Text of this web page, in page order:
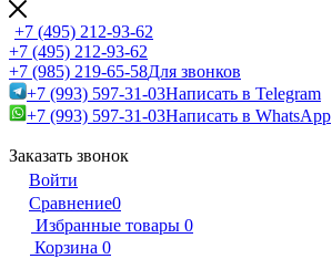
+7 (495) 212-93-62
+7 (495) 212-93-62
+7 (985) 219-65-58Для звонков
+7 (993) 597-31-03Написать в Telegram
+7 (993) 597-31-03Написать в WhatsApp
Заказать звонок
Войти
Сравнение0
Избранные товары 0
Корзина 0